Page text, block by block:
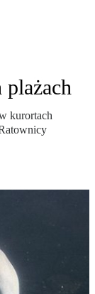
kurortach